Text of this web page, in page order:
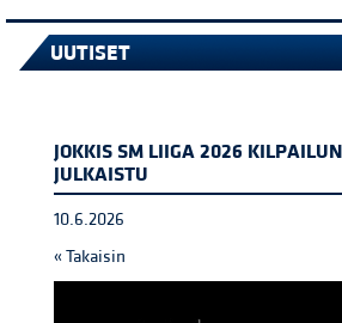
UUTISET
JOKKIS SM LIIGA 2026
JULKAISTU
10.6.2026
« Takaisin